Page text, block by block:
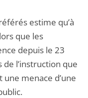
estime qu’à
que les
depuis le 23
l’instruction que
menace d’une